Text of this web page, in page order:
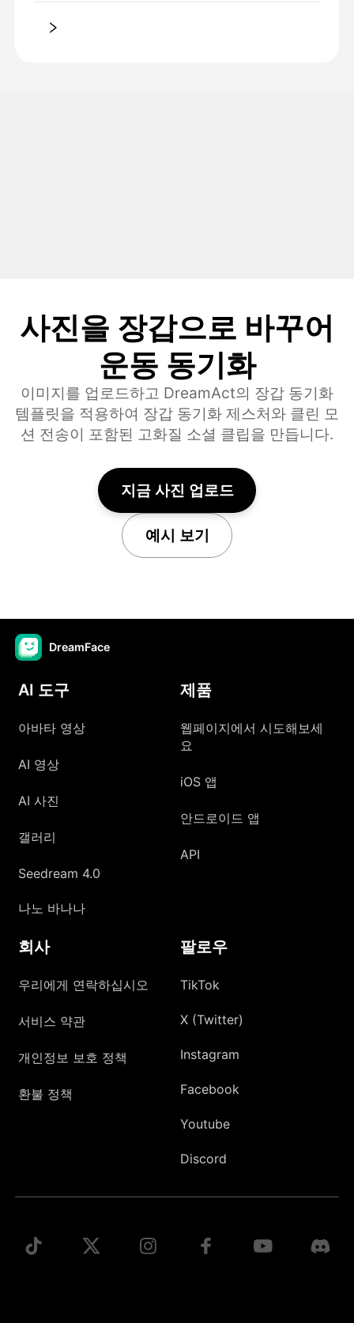
사진을 장갑으로 바꾸어
운동 동기화
이미지를 업로드하고 DreamAct의 장갑 동기화
템플릿을 적용하여 장갑 동기화 제스처와 클린 모
션 전송이 포함된 고화질 소셜 클립을 만듭니다.
지금 사진 업로드
예시 보기
DreamFace
AI 도구
아바타 영상
AI 영상
AI 사진
갤러리
Seedream 4.0
나노 바나나
제품
웹페이지에서 시도해보세
요
iOS 앱
안드로이드 앱
API
회사
우리에게 연락하십시오
서비스 약관
개인정보 보호 정책
환불 정책
팔로우
TikTok
X (Twitter)
Instagram
Facebook
Youtube
Discord